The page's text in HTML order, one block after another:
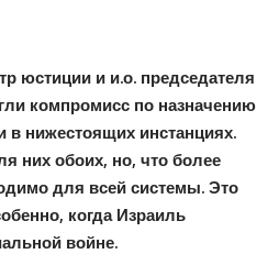
юстиции и и.о. председателя
компромисс по назначению
в нижестоящих инстанциях.
них обоих, но, что более
для всей системы. Это
когда Израиль
войне.